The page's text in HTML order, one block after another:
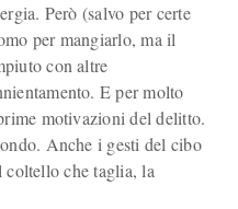
Però (salvo per certe
per mangiarlo, ma il
con altre
E per molto
motivazioni del delitto.
Anche i gesti del cibo
che taglia, la